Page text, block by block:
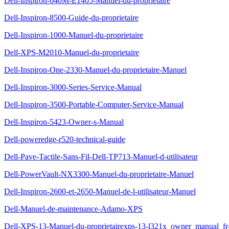
Dell-Inspiron-8500-Guide-du-proprietaire
Dell-Inspiron-1000-Manuel-du-proprietaire
Dell-XPS-M2010-Manuel-du-proprietaire
Dell-Inspiron-One-2330-Manuel-du-proprietaire-Manuel
Dell-Inspiron-3000-Series-Service-Manual
Dell-Inspiron-3500-Portable-Computer-Service-Manual
Dell-Inspiron-5423-Owner-s-Manual
Dell-poweredge-r520-technical-guide
Dell-Pave-Tactile-Sans-Fil-Dell-TP713-Manuel-d-utilisateur
Dell-PowerVault-NX3300-Manuel-du-proprietaire-Manuel
Dell-Inspiron-2600-et-2650-Manuel-de-l-utilisateur-Manuel
Dell-Manuel-de-maintenance-Adamo-XPS
Dell-XPS-13-Manuel-du-proprietairexps-13-